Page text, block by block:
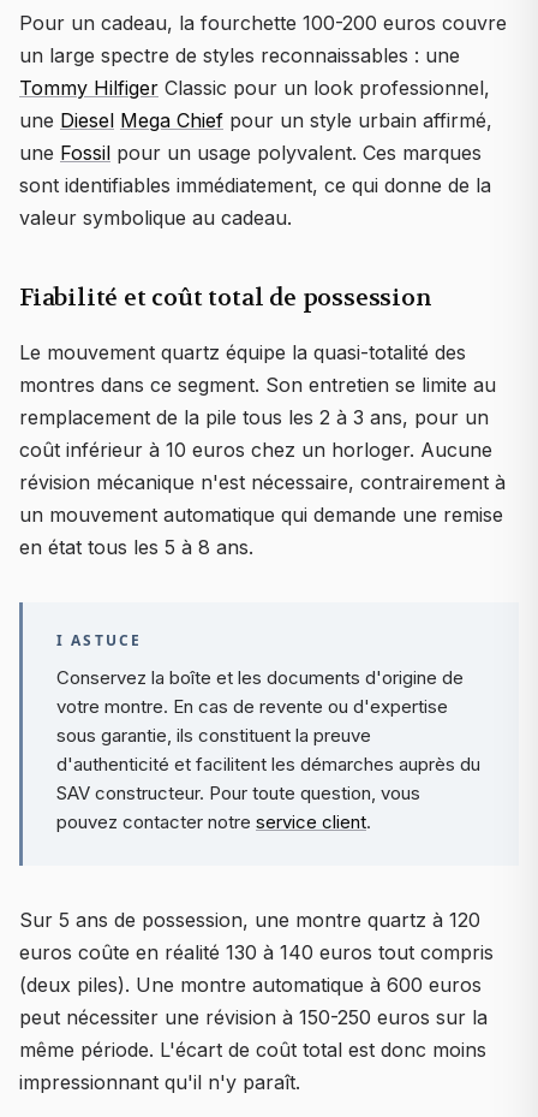
Pour un cadeau, la fourchette 100-200 euros couvre
un large spectre de styles reconnaissables : une
Tommy Hilfiger Classic pour un look professionnel,
une Diesel Mega Chief pour un style urbain affirmé,
une Fossil pour un usage polyvalent. Ces marques
sont identifiables immédiatement, ce qui donne de la
valeur symbolique au cadeau.
Fiabilité et coût total de possession
Le mouvement quartz équipe la quasi-totalité des
montres dans ce segment. Son entretien se limite au
remplacement de la pile tous les 2 à 3 ans, pour un
coût inférieur à 10 euros chez un horloger. Aucune
révision mécanique n'est nécessaire, contrairement à
un mouvement automatique qui demande une remise
en état tous les 5 à 8 ans.
I ASTUCE
Conservez la boîte et les documents d'origine de
votre montre. En cas de revente ou d'expertise
sous garantie, ils constituent la preuve
d'authenticité et facilitent les démarches auprès du
SAV constructeur. Pour toute question, vous
pouvez contacter notre service client.
Sur 5 ans de possession, une montre quartz à 120
euros coûte en réalité 130 à 140 euros tout compris
(deux piles). Une montre automatique à 600 euros
peut nécessiter une révision à 150-250 euros sur la
même période. L'écart de coût total est donc moins
impressionnant qu'il n'y paraît.